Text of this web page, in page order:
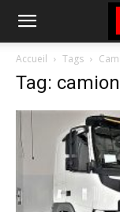
Accueil Tags
Tag: camion